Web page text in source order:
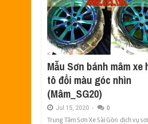
Mẫu Sơn bánh mâm xe
tô đổi màu góc nhìn
(Mâm_SG20)
Jul 15, 2020 - 0
Trung Tâm Sơn Xe Sài Gòn dịch vụ